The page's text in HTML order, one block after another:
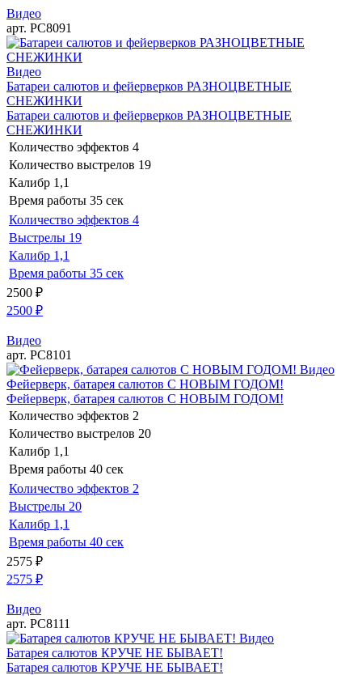
Видео
арт. РС8091
Видео
Батареи салютов и фейерверков РАЗНОЦВЕТНЫЕ
СНЕЖИНКИ
Батареи салютов и фейерверков РАЗНОЦВЕТНЫЕ
СНЕЖИНКИ
Количество эффектов 4
Количество выстрелов 19
Калибр 1,1
Время работы 35 сек
Количество эффектов 4
Выстрелы 19
Калибр 1,1
Время работы 35 сек
2500 ₽
2500 ₽
Видео
арт. РС8101
Видео
Фейерверк, батарея салютов С НОВЫМ ГОДОМ!
Фейерверк, батарея салютов С НОВЫМ ГОДОМ!
Количество эффектов 2
Количество выстрелов 20
Калибр 1,1
Время работы 40 сек
Количество эффектов 2
Выстрелы 20
Калибр 1,1
Время работы 40 сек
2575 ₽
2575 ₽
Видео
арт. РС8111
Видео
Батарея салютов КРУЧЕ НЕ БЫВАЕТ!
Батарея салютов КРУЧЕ НЕ БЫВАЕТ!